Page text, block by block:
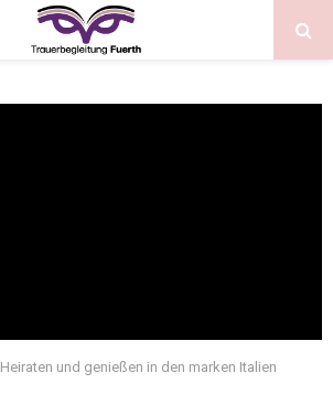
Heiraten und genießen in den marken Italien